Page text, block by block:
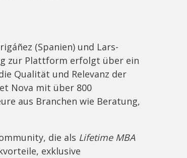
(Spanien) und Lars-
zur Plattform erfolgt über ein
Qualität und Relevanz der
Nova mit über 800
aus Branchen wie Beratung,
die als Lifetime MBA
exklusive